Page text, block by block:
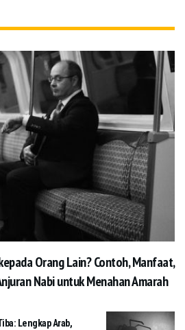
Orang Lain? Contoh, Manfaat,
Nabi untuk Menahan Amarah
Lengkap Arab,